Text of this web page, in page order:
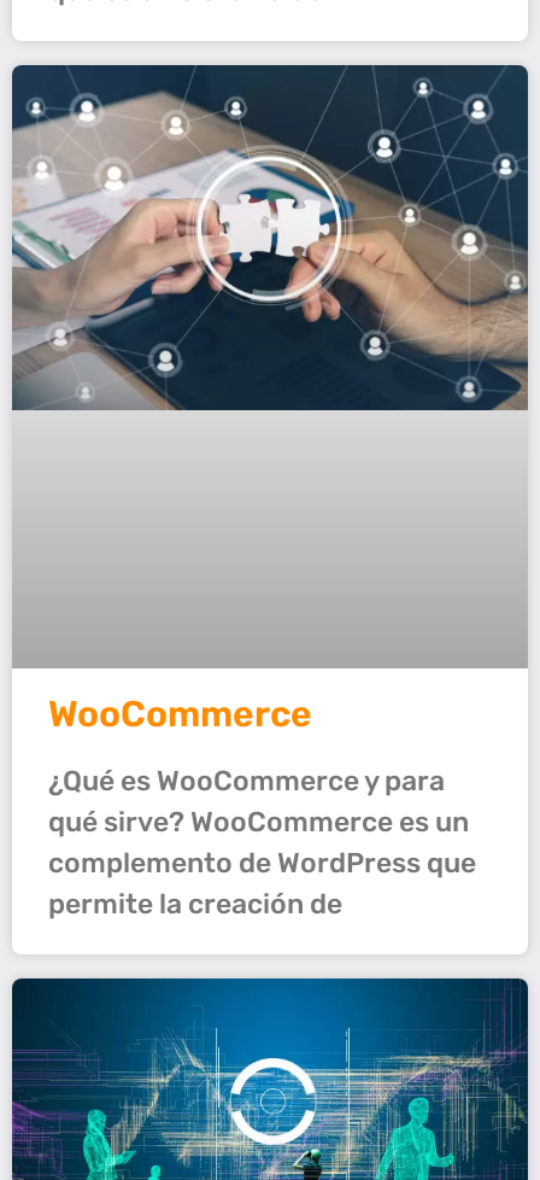
WooCommerce
¿Qué es WooCommerce y para
qué sirve? WooCommerce es un
complemento de WordPress que
permite la creación de